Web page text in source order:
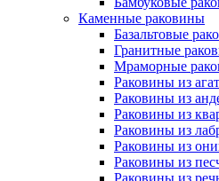
Каменные раковины
Базальтовые
Гранитные
Мраморные
Раковины из
Раковины из
Раковины из
Раковины из
Раковины из
Раковины из
Раковины из